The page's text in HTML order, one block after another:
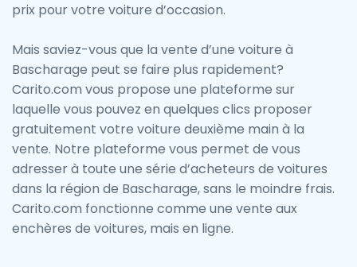
prix pour votre voiture d’occasion.
Mais saviez-vous que la vente d’une voiture à
Bascharage peut se faire plus rapidement?
Carito.com vous propose une plateforme sur
laquelle vous pouvez en quelques clics proposer
gratuitement votre voiture deuxième main à la
vente. Notre plateforme vous permet de vous
adresser à toute une série d’acheteurs de voitures
dans la région de Bascharage, sans le moindre frais.
Carito.com fonctionne comme une vente aux
enchères de voitures, mais en ligne.